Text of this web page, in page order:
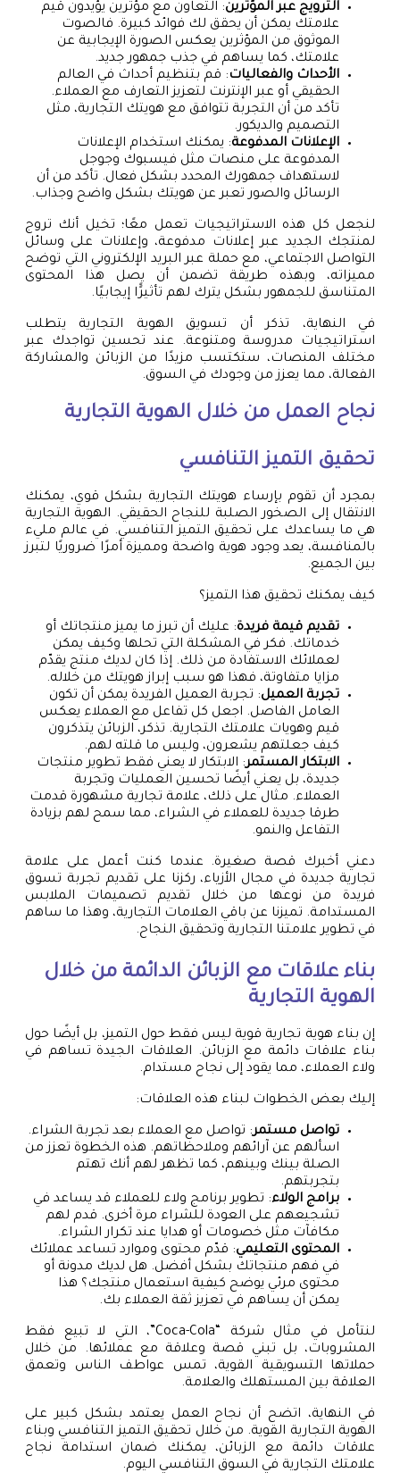
الترويج عبر المؤثرين: التعاون مع مؤثرين يؤيدون قيم
علامتك يمكن أن يحقق لك فوائد كبيرة. فالصوت
الموثوق من المؤثرين يعكس الصورة الإيجابية عن
علامتك، كما يساهم في جذب جمهور جديد.
الأحداث والفعاليات: قم بتنظيم أحداث في العالم
الحقيقي أو عبر الإنترنت لتعزيز التعارف مع العملاء.
تأكد من أن التجربة تتوافق مع هويتك التجارية، مثل
التصميم والديكور.
الإعلانات المدفوعة: يمكنك استخدام الإعلانات
المدفوعة على منصات مثل فيسبوك وجوجل
لاستهداف جمهورك المحدد بشكل فعال. تأكد من أن
الرسائل والصور تعبر عن هويتك بشكل واضح وجذاب.
لنجعل كل هذه الاستراتيجيات تعمل معًا؛ تخيل أنك تروج
لمنتجك الجديد عبر إعلانات مدفوعة، وإعلانات على وسائل
التواصل الاجتماعي، مع حملة عبر البريد الإلكتروني التي توضح
مميزاته، وبهذه طريقة تضمن أن يصل هذا المحتوى
المتناسق للجمهور بشكل يترك لهم تأثيرًًا إيجابيًا.
في النهاية، تذكر أن تسويق الهوية التجارية يتطلب
استراتيجيات مدروسة ومتنوعة. عند تحسين تواجدك عبر
مختلف المنصات، ستكتسب مزيدًا من الزبائن والمشاركة
الفعالة، مما يعزز من وجودك في السوق.
نجاح العمل من خلال الهوية التجارية
تحقيق التميز التنافسي
بمجرد أن تقوم بإرساء هويتك التجارية بشكل قوي، يمكنك
الانتقال إلى الصخور الصلبة للنجاح الحقيقي. الهوية التجارية
هي ما يساعدك على تحقيق التميز التنافسي. في عالم مليء
بالمنافسة، يعد وجود هوية واضحة ومميزة أمرًا ضروريًا لتبرز
بين الجميع.
كيف يمكنك تحقيق هذا التميز؟
تقديم قيمة فريدة: عليك أن تبرز ما يميز منتجاتك أو
خدماتك. فكر في المشكلة التي تحلها وكيف يمكن
لعملائك الاستفادة من ذلك. إذا كان لديك منتج يقدّم
مزايا متفاوتة، فهذا هو سبب إبراز هويتك من خلاله.
تجربة العميل: تجربة العميل الفريدة يمكن أن تكون
العامل الفاصل. اجعل كل تفاعل مع العملاء يعكس
قيم وهويات علامتك التجارية. تذكر، الزبائن يتذكرون
كيف جعلتهم يشعرون، وليس ما قلته لهم.
الابتكار المستمر: الابتكار لا يعني فقط تطوير منتجات
جديدة، بل يعني أيضًا تحسين العمليات وتجربة
العملاء. مثال على ذلك، علامة تجارية مشهورة قدمت
طرقا جديدة للعملاء في الشراء، مما سمح لهم بزيادة
التفاعل والنمو.
دعني أخبرك قصة صغيرة. عندما كنت أعمل على علامة
تجارية جديدة في مجال الأزياء، ركزنا على تقديم تجربة تسوق
فريدة من نوعها من خلال تقديم تصميمات الملابس
المستدامة. تميزنا عن باقي العلامات التجارية، وهذا ما ساهم
في تطوير علامتنا التجارية وتحقيق النجاح.
بناء علاقات مع الزبائن الدائمة من خلال
الهوية التجارية
إن بناء هوية تجارية قوية ليس فقط حول التميز، بل أيضًا حول
بناء علاقات دائمة مع الزبائن. العلاقات الجيدة تساهم في
ولاء العملاء، مما يقود إلى نجاح مستدام.
إليك بعض الخطوات لبناء هذه العلاقات:
تواصل مستمر: تواصل مع العملاء بعد تجربة الشراء.
اسألهم عن آرائهم وملاحظاتهم. هذه الخطوة تعزز من
الصلة بينك وبينهم، كما تظهر لهم أنك تهتم
بتجربتهم.
برامج الولاء: تطوير برنامج ولاء للعملاء قد يساعد في
تشجيعهم على العودة للشراء مرة أخرى. قدم لهم
مكافآت مثل خصومات أو هدايا عند تكرار الشراء.
المحتوى التعليمي: قدّم محتوى وموارد تساعد عملائك
في فهم منتجاتك بشكل أفضل. هل لديك مدونة أو
محتوى مرئي يوضح كيفية استعمال منتجك؟ هذا
يمكن أن يساهم في تعزيز ثقة العملاء بك.
لنتأمل في مثال شركة “Coca-Cola”، التي لا تبيع فقط
المشروبات، بل تبني قصة وعلاقة مع عملائها. من خلال
حملاتها التسويقية القوية، تمس عواطف الناس وتعمق
العلاقة بين المستهلك والعلامة.
في النهاية، اتضح أن نجاح العمل يعتمد بشكل كبير على
الهوية التجارية القوية. من خلال تحقيق التميز التنافسي وبناء
علاقات دائمة مع الزبائن، يمكنك ضمان استدامة نجاح
علامتك التجارية في السوق التنافسي اليوم.